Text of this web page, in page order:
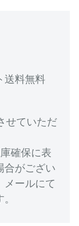
送料無料
せていただ
確保に表
合がござい
メールにて